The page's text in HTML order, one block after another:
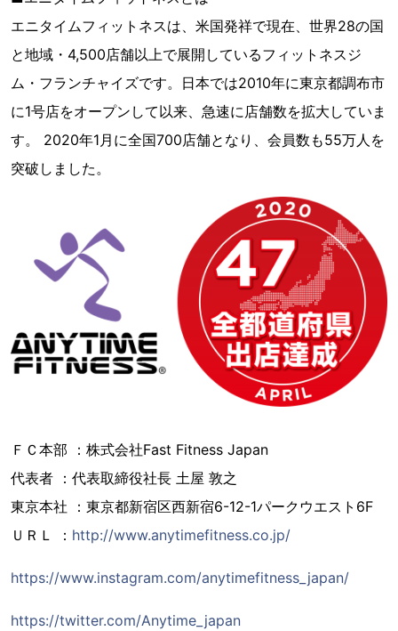
エニタイムフィットネスは、米国発祥で現在、世界28の国
と地域・4,500店舗以上で展開しているフィットネスジ
ム・フランチャイズです。日本では2010年に東京都調布市
に1号店をオープンして以来、急速に店舗数を拡大していま
す。 2020年1月に全国700店舗となり、会員数も55万人を
突破しました。
ＦＣ本部 ：株式会社Fast Fitness Japan
代表者 ：代表取締役社長 土屋 敦之
東京本社 ：東京都新宿区西新宿6-12-1パークウエスト6F
ＵＲＬ ： http://www.anytimefitness.co.jp/
https://www.instagram.com/anytimefitness_japan/
https://twitter.com/Anytime_japan